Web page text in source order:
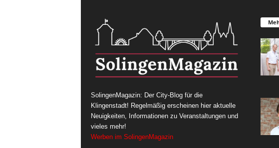
SolingenMagazin: Der City-Blog für die
Klingenstadt! Regelmäßig erscheinen hier aktuelle
Neuigkeiten, Informationen zu Veranstaltungen und
vieles mehr!
Werben im SolingenMagazin